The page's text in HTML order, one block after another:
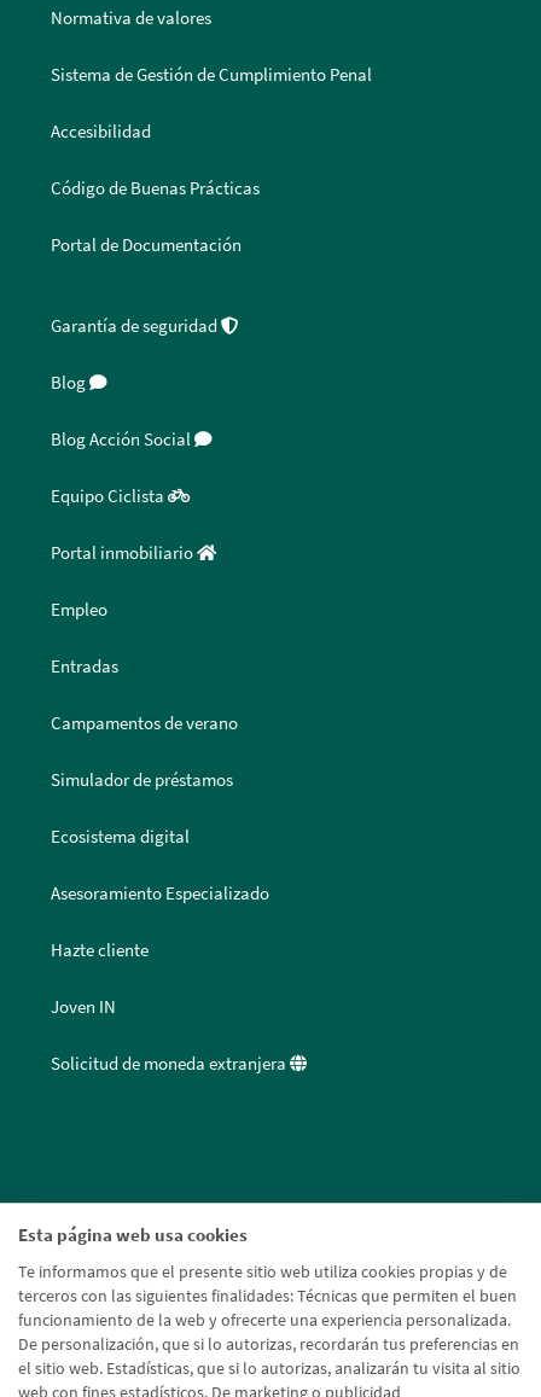
Esta página web usa cookies
Te informamos que el presente sitio web utiliza cookies propias y de
terceros con las siguientes finalidades: Técnicas que permiten el buen
funcionamiento de la web y ofrecerte una experiencia personalizada.
De personalización, que si lo autorizas, recordarán tus preferencias en
el sitio web. Estadísticas, que si lo autorizas, analizarán tu visita al sitio
web con fines estadísticos. De marketing o publicidad
Normativa de valores
Sistema de Gestión de Cumplimiento Penal
Accesibilidad
Código de Buenas Prácticas
Portal de Documentación
Garantía de seguridad
Blog
Blog Acción Social
Equipo Ciclista
Portal inmobiliario
Empleo
Entradas
Campamentos de verano
Simulador de préstamos
Ecosistema digital
Asesoramiento Especializado
Hazte cliente
Joven IN
Solicitud de moneda extranjera